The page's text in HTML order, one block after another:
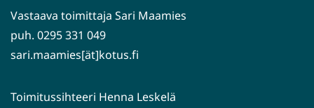
Vastaava toimittaja Sari Maamies
puh. 0295 331 049
sari.maamies[ät]kotus.fi
Toimitussihteeri Henna Leskelä